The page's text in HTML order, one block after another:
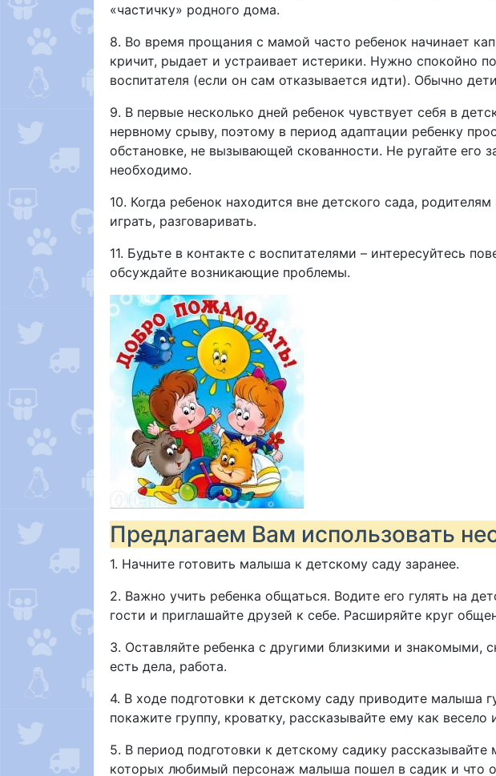
«частичку» родного дома.
8. Во время прощания с мамой часто ребенок начинает
кричит, рыдает и устраивает истерики. Нужно спокойно
воспитателя (если он сам отказывается идти). Обычно
9. В первые несколько дней ребенок чувствует себя в
нервному срыву, поэтому в период адаптации ребенку
обстановке, не вызывающей скованности. Не ругайте
необходимо.
10. Когда ребенок находится вне детского сада,
играть, разговаривать.
11. Будьте в контакте с воспитателями – интересуйтесь
обсуждайте возникающие проблемы.
Предлагаем Вам использовать
1. Начните готовить малыша к детскому саду заранее.
2. Важно учить ребенка общаться. Водите его гулять на
гости и приглашайте друзей к себе. Расширяйте круг
3. Оставляйте ребенка с другими близкими и знакомыми,
есть дела, работа.
4. В ходе подготовки к детскому саду приводите малыша
покажите группу, кроватку, рассказывайте ему как
5. В период подготовки к детскому садику
которых любимый персонаж малыша пошел в садик и что